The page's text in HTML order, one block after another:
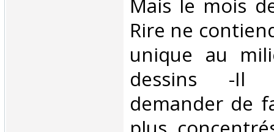
Mais le mois
Rire ne
unique au
dessins -Il
demander de